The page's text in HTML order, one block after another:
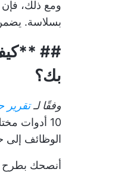
ومع ذلك،
بسلاسة. يضمن
## **كيف
بك؟
وفقًا لـتقرير
10 أدوات
الوظائف إلى
أنصحك بطرح